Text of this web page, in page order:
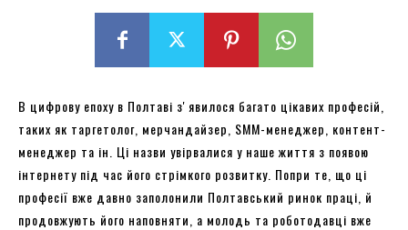
В цифрову епоху в Полтаві зʼявилося багато цікавих професій,
таких як таргетолог, мерчандайзер, SMM-менеджер, контент-
менеджер та ін. Ці назви увірвалися у наше життя з появою
інтернету під час його стрімкого розвитку. Попри те, що ці
професії вже давно заполонили Полтавський ринок праці, й
продовжують його наповняти, а молодь та роботодавці вже